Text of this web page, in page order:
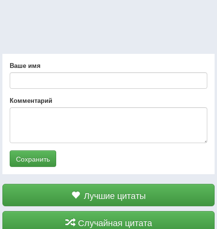
Ваше имя
Комментарий
Сохранить
Лучшие цитаты
Случайная цитата